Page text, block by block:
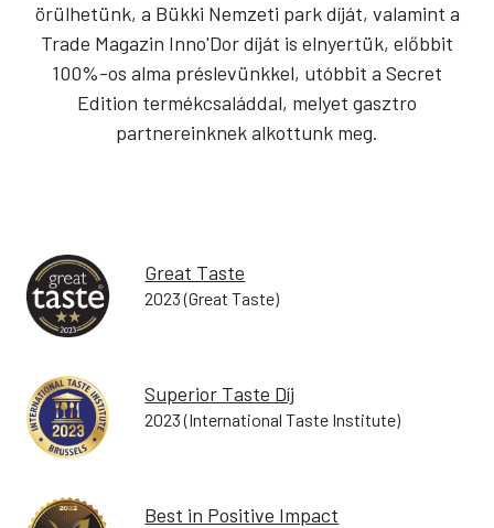
örülhetünk, a Bükki Nemzeti park díját, valamint a
Trade Magazin Inno'Dor díját is elnyertük, előbbit
100%-os alma préslevünkkel, utóbbit a Secret
Edition termékcsaláddal, melyet gasztro
partnereinknek alkottunk meg.
Great Taste
2023 (Great Taste)
Superior Taste Díj
2023 (International Taste Institute)
Best in Positive Impact